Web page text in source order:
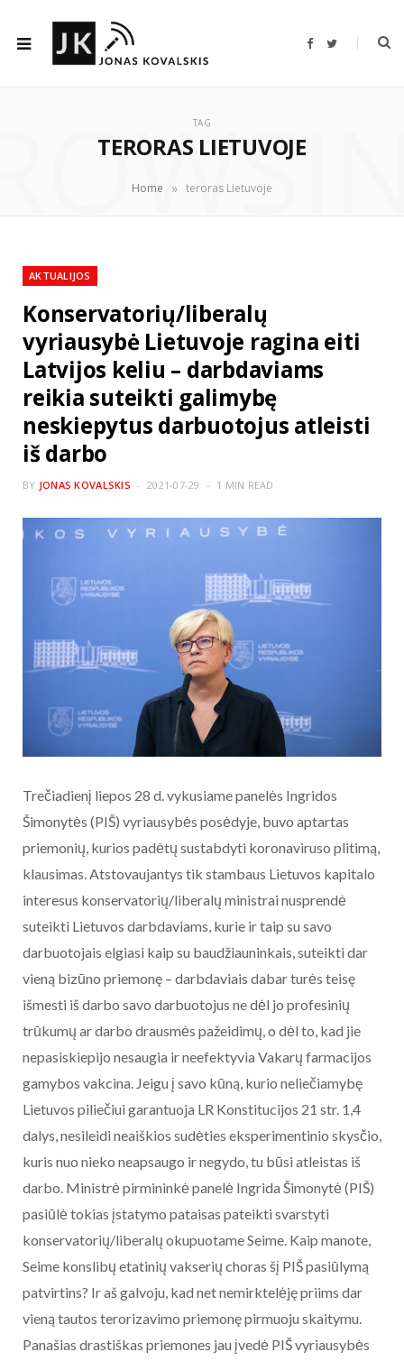
F
b
T
t
TAG
TERORAS LIETUVOJE
Home » teroras Lietuvoje
AKTUALIJOS
Konservatorių/liberalų
vyriausybė Lietuvoje ragina eiti
Latvijos keliu – darbdaviams
reikia suteikti galimybę
neskiepytus darbuotojus atleisti
iš darbo
BY JONAS KOVALSKIS 2021-07-29 1 MIN READ
Trečiadienį liepos 28 d. vykusiame panelės Ingridos
Šimonytės (PIŠ) vyriausybės posėdyje, buvo aptartas
priemonių, kurios padėtų sustabdyti koronaviruso plitimą,
klausimas. Atstovaujantys tik stambaus Lietuvos kapitalo
interesus konservatorių/liberalų ministrai nusprendė
suteikti Lietuvos darbdaviams, kurie ir taip su savo
darbuotojais elgiasi kaip su baudžiauninkais, suteikti dar
vieną bizūno priemonę – darbdaviais dabar turės teisę
išmesti iš darbo savo darbuotojus ne dėl jo profesinių
trūkumų ar darbo drausmės pažeidimų, o dėl to, kad jie
nepasiskiepijo nesaugia ir neefektyvia Vakarų farmacijos
gamybos vakcina. Jeigu į savo kūną, kurio neliečiamybę
Lietuvos piliečiui garantuoja LR Konstitucijos 21 str. 1,4
dalys, nesileidi neaiškios sudėties eksperimentinio skysčio,
kuris nuo nieko neapsaugo ir negydo, tu būsi atleistas iš
darbo. Ministrė pirmininkė panelė Ingrida Šimonytė (PIŠ)
pasiūlė tokias įstatymo pataisas pateikti svarstyti
konservatorių/liberalų okupuotame Seime. Kaip manote,
Seime konslibų etatinių vakserių choras šį PIŠ pasiūlymą
patvirtins? Ir aš galvoju, kad net nemirktelėję priims dar
vieną tautos terorizavimo priemonę pirmuoju skaitymu.
Panašias drastiškas priemones jau įvedė PIŠ vyriausybės